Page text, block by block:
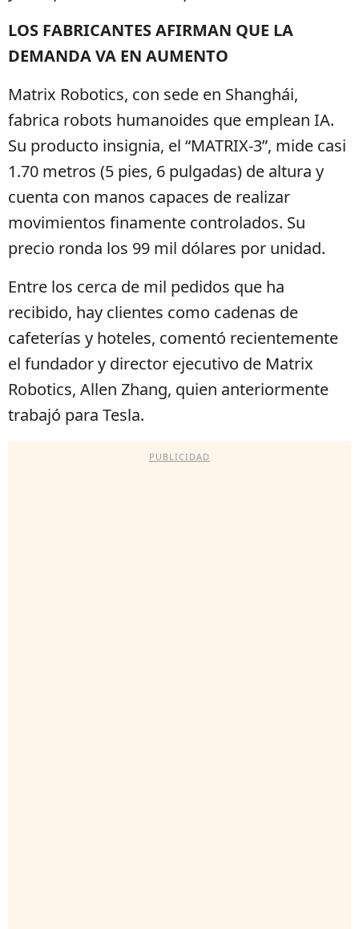
LOS FABRICANTES AFIRMAN QUE LA
DEMANDA VA EN AUMENTO
Matrix Robotics, con sede en Shanghái,
fabrica robots humanoides que emplean IA.
Su producto insignia, el “MATRIX-3”, mide casi
1.70 metros (5 pies, 6 pulgadas) de altura y
cuenta con manos capaces de realizar
movimientos finamente controlados. Su
precio ronda los 99 mil dólares por unidad.
Entre los cerca de mil pedidos que ha
recibido, hay clientes como cadenas de
cafeterías y hoteles, comentó recientemente
el fundador y director ejecutivo de Matrix
Robotics, Allen Zhang, quien anteriormente
trabajó para Tesla.
PUBLICIDAD